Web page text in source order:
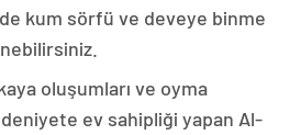
kum sörfü ve deveye binme
oluşumları ve oyma
ev sahipliği yapan Al-